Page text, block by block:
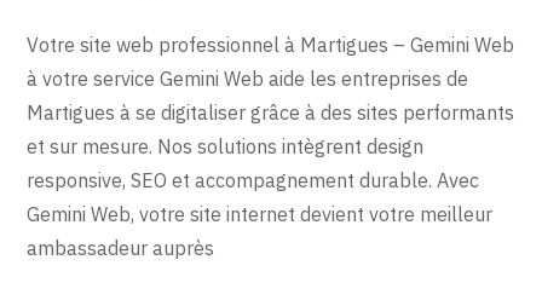
Votre site web professionnel à Martigues – Gemini Web
à votre service Gemini Web aide les entreprises de
Martigues à se digitaliser grâce à des sites performants
et sur mesure. Nos solutions intègrent design
responsive, SEO et accompagnement durable. Avec
Gemini Web, votre site internet devient votre meilleur
ambassadeur auprès